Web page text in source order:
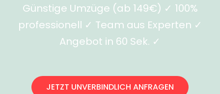
Günstige Umzüge (ab 149€) ✓ 100%
professionell ✓ Team aus Experten ✓
Angebot in 60 Sek. ✓
JETZT UNVERBINDLICH ANFRAGEN